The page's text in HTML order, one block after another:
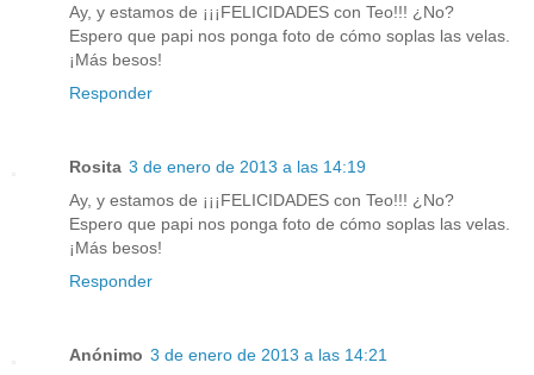
Ay, y estamos de ¡¡¡FELICIDADES con Teo!!! ¿No?
Espero que papi nos ponga foto de cómo soplas las velas.
¡Más besos!
Responder
Rosita 3 de enero de 2013 a las 14:19
Ay, y estamos de ¡¡¡FELICIDADES con Teo!!! ¿No?
Espero que papi nos ponga foto de cómo soplas las velas.
¡Más besos!
Responder
Anónimo 3 de enero de 2013 a las 14:21